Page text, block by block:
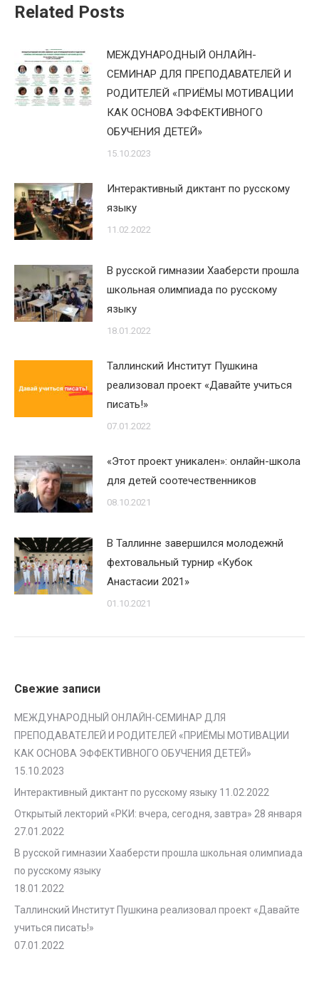
Related Posts
МЕЖДУНАРОДНЫЙ ОНЛАЙН-
СЕМИНАР ДЛЯ ПРЕПОДАВАТЕЛЕЙ И
РОДИТЕЛЕЙ «ПРИЁМЫ МОТИВАЦИИ
КАК ОСНОВА ЭФФЕКТИВНОГО
ОБУЧЕНИЯ ДЕТЕЙ»
15.10.2023
Интерактивный диктант по русскому
языку
11.02.2022
В русской гимназии Хааберсти прошла
школьная олимпиада по русскому
языку
18.01.2022
Таллинский Институт Пушкина
реализовал проект «Давайте учиться
писать!»
07.01.2022
«Этот проект уникален»: онлайн-школа
для детей соотечественников
08.10.2021
В Таллинне завершился молодежнй
фехтовальный турнир «Кубок
Анастасии 2021»
01.10.2021
Свежие записи
МЕЖДУНАРОДНЫЙ ОНЛАЙН-СЕМИНАР ДЛЯ
ПРЕПОДАВАТЕЛЕЙ И РОДИТЕЛЕЙ «ПРИЁМЫ МОТИВАЦИИ
КАК ОСНОВА ЭФФЕКТИВНОГО ОБУЧЕНИЯ ДЕТЕЙ»
15.10.2023
Интерактивный диктант по русскому языку 11.02.2022
Открытый лекторий «РКИ: вчера, сегодня, завтра» 28 января
27.01.2022
В русской гимназии Хааберсти прошла школьная олимпиада
по русскому языку
18.01.2022
Таллинский Институт Пушкина реализовал проект «Давайте
учиться писать!»
07.01.2022